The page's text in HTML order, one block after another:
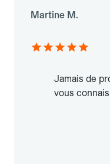
Martine M.
Jamais de
vous